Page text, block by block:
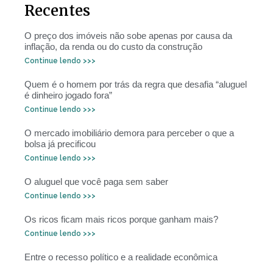
Recentes
O preço dos imóveis não sobe apenas por causa da
inflação, da renda ou do custo da construção
Continue lendo >>>
Quem é o homem por trás da regra que desafia “aluguel
é dinheiro jogado fora”
Continue lendo >>>
O mercado imobiliário demora para perceber o que a
bolsa já precificou
Continue lendo >>>
O aluguel que você paga sem saber
Continue lendo >>>
Os ricos ficam mais ricos porque ganham mais?
Continue lendo >>>
Entre o recesso político e a realidade econômica